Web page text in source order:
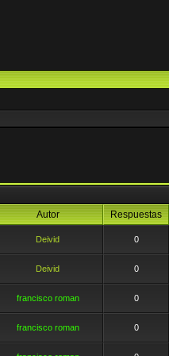
Autor Respuestas
Deivid 0
Deivid 0
francisco roman 0
francisco roman 0